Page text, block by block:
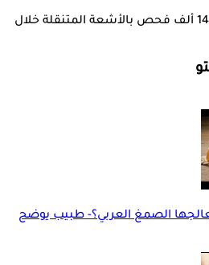
وزارة الصحة: أكثر من 14 ألف فحص بالأشعة المتنقلة خلال
الصمغ العربي؟- طبيب يوضح